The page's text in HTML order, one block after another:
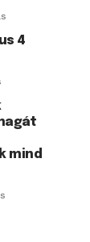
4
mind